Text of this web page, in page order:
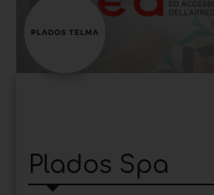
Plados Spa